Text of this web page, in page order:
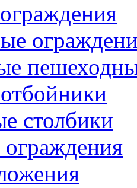
столбики